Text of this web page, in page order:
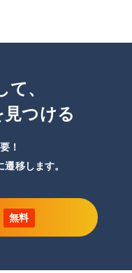
、
見つける
！
移します。
無料